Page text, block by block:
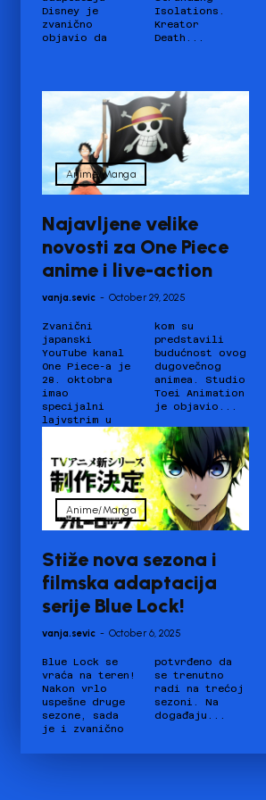
Disney je
zvanično
objavio da
Isolations.
Kreator
Death...
Anime/Manga
Najavljene velike
novosti za One Piece
anime i live-action
vanja.sevic - October 29, 2025
Zvanični
japanski
YouTube kanal
One Piece-a je
28. oktobra
imao
specijalni
lajvstrim u
kom su
predstavili
budućnost ovog
dugovečnog
animea. Studio
Toei Animation
je objavio...
Anime/Manga
Stiže nova sezona i
filmska adaptacija
serije Blue Lock!
vanja.sevic - October 6, 2025
Blue Lock se
vraća na teren!
Nakon vrlo
uspešne druge
sezone, sada
je i zvanično
potvrđeno da
se trenutno
radi na trećoj
sezoni. Na
događaju...